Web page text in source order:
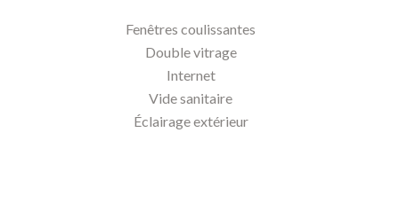
Fenêtres coulissantes
Double vitrage
Internet
Vide sanitaire
Éclairage extérieur